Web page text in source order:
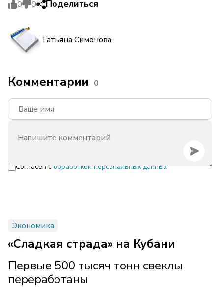
0 0 Поделиться
Татьяна Симонова
Комментарии 0
Согласен с обработкой персональных данных
Экономика
«Сладкая страда» на Кубани
Первые 500 тысяч тонн свеклы
переработаны